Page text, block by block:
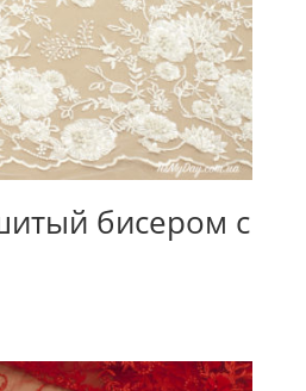
бисером с